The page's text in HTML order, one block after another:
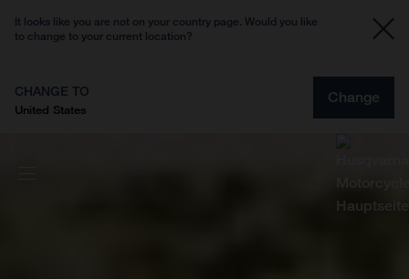
It looks like you are not on your country page. Would you like
to change to your current location?
CHANGE TO
United States
Change